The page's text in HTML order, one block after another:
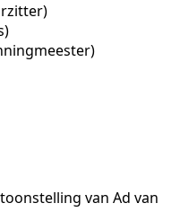
van Ad van